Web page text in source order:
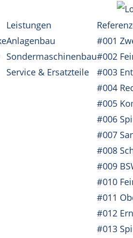
Leistungen
Anlagenbau
Sondermaschinenbau
Service & Ersatzteile
#001
#002
#003
#004
#005
#006
#007
#008
#009
#010
#011
#012
#013